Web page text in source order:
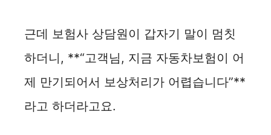
근데 보험사 상담원이 갑자기 말이 멈칫
하더니, **“고객님, 지금 자동차보험이 어
제 만기되어서 보상처리가 어렵습니다”**
라고 하더라고요.